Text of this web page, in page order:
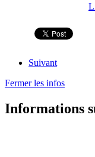
Suivant
Fermer les infos
Informations